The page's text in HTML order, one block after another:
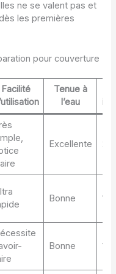
ne se valent pas et
les premières
pour couverture
Facilité
Tenue à
l’eau
Excellente 25
Bonne 19
Bonne 11 €